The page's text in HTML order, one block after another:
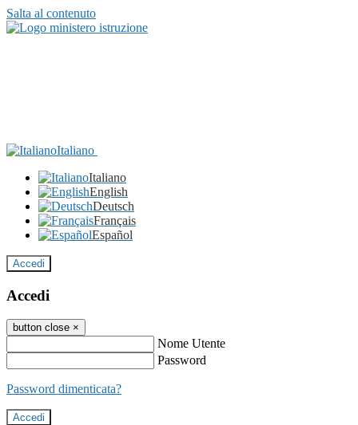
Salta al contenuto
Italiano
Italiano
English
Deutsch
Français
Español
Accedi
Accedi
button close ×
Nome Utente
Password
Password dimenticata?